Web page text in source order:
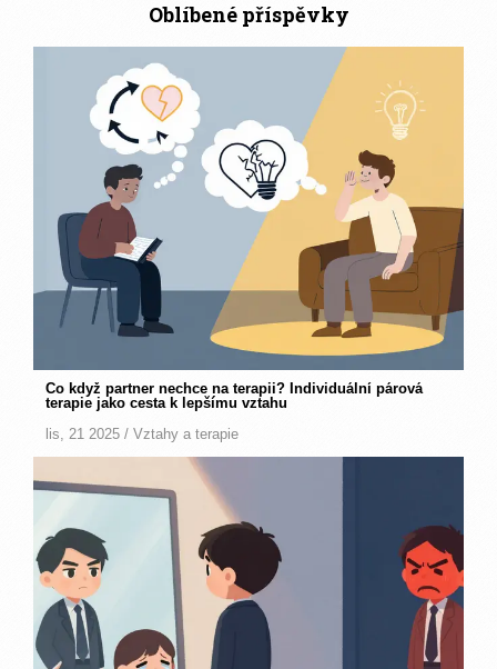
Oblíbené příspěvky
Co když partner nechce na terapii? Individuální párová
terapie jako cesta k lepšímu vztahu
lis, 21 2025 /Vztahy a terapie